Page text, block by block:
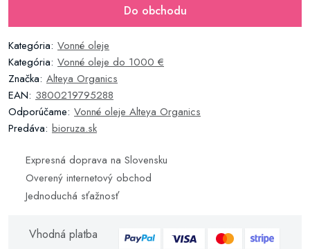
Do obchodu
Kategória: Vonné oleje
Kategória: Vonné oleje do 1000 €
Značka: Alteya Organics
EAN: 3800219795288
Odporúčame: Vonné oleje Alteya Organics
Predáva: bioruza.sk
Expresná doprava na Slovensku
Overený internetový obchod
Jednoduchá sťažnosť
Vhodná platba